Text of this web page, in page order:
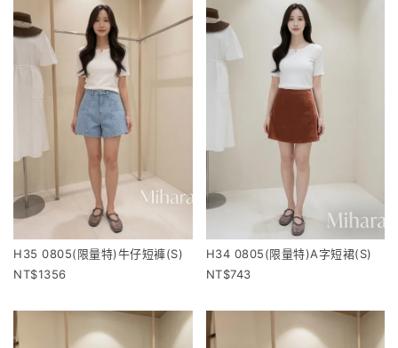
H35 0805(限量特)牛仔短褲(S)
1356
H34 0805(限量特)A字短裙(S)
743